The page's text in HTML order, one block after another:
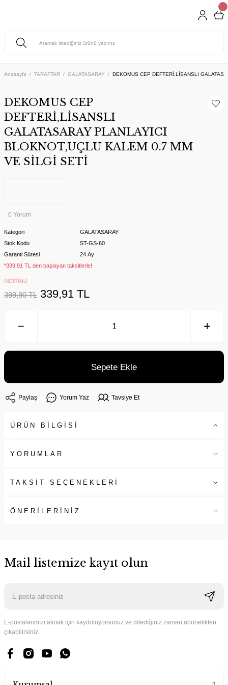
Anasayfa TARAFTAR GALATASARAY DEKOMUS CEP DEFTERİ,LİSANSLI
DEKOMUS CEP
DEFTERİ,LİSANSLI
GALATASARAY PLANLAYICI
BLOKNOT,UÇLU KALEM 0.7 MM
VE SİLGİ SETİ
0 Yorum
Kategori
GALATASARAY
Stok Kodu
ST-GS-60
Garanti Süresi
24 Ay
*339,91 TL den başlayan taksitlerle!
İNDİRİMLİ
399,90 TL 339,91 TL
Sepete Ekle
Paylaş Yorum Yaz Tavsiye Et
ÜRÜN BİLGİSİ
YORUMLAR
TAKSİT SEÇENEKLERİ
ÖNERİLERİNİZ
Mail listemize kayıt olun
E-postalarımızı almak için kaydoluyorsunuz ve dilediğiniz zaman abonelikten
çıkabilirsiniz.